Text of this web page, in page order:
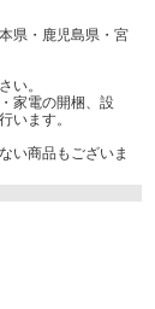
県・鹿児島県・宮
い。
家電の開梱、設
います。
い商品もございま